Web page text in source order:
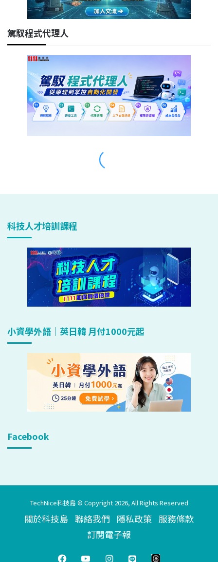
科技人才培訓課程
小資學外語｜英日韓 月付1000元起
Facebook
TechNice科技島 © Copyright 2026, All Rights Reserved
關於科技島 聯絡我們 隱私政策 服務條款
訂閱電子報